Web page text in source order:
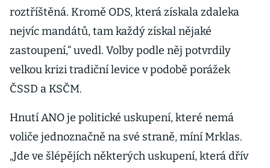
roztříštěná. Kromě ODS, která získala zdaleka
nejvíc mandátů, tam každý získal nějaké
zastoupení,“ uvedl. Volby podle něj potvrdily
velkou krizi tradiční levice v podobě porážek
ČSSD a KSČM.
Hnutí ANO je politické uskupení, které nemá
voliče jednoznačně na své straně, míní Mrklas.
„Jde ve šlépějích některých uskupení, která dřív